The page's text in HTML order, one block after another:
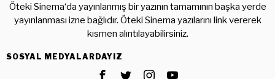
Öteki Sinema‘da yayınlanmış bir yazının tamamının başka yerde
yayınlanması izne bağlıdır. Öteki Sinema yazılarını link vererek
kısmen alıntılayabilirsiniz.
SOSYAL MEDYALARDAYIZ